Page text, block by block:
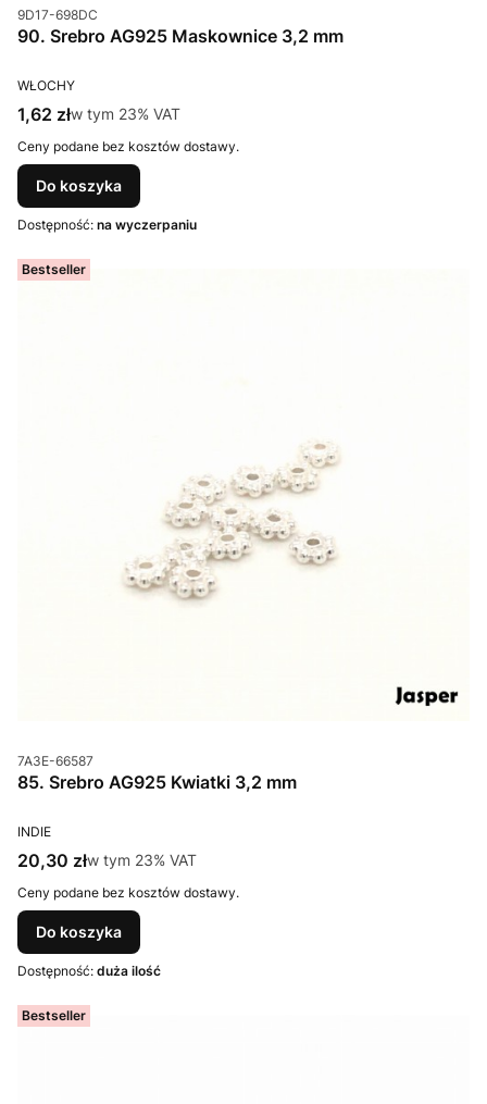
Kod produktu
9D17-698DC
90. Srebro AG925 Maskownice 3,2 mm
PRODUCENT
WŁOCHY
Cena brutto
1,62 złw tym %s VAT
w tym 23% VAT
Ceny podane bez kosztów dostawy.
Do koszyka
Dostępność: na wyczerpaniu
Bestseller
Kod produktu
7A3E-66587
85. Srebro AG925 Kwiatki 3,2 mm
PRODUCENT
INDIE
Cena brutto
20,30 złw tym %s VAT
w tym 23% VAT
Ceny podane bez kosztów dostawy.
Do koszyka
Dostępność: duża ilość
Bestseller